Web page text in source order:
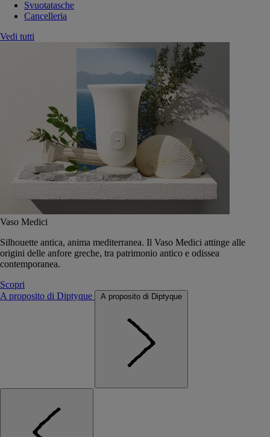
Svuotatasche
Cancelleria
Vedi tutti
Vaso Medici
Silhouette antica, anima mediterranea. Il Vaso Medici attinge alle
origini delle anfore greche, tra patrimonio antico e odissea
contemporanea.
Scopri
A proposito di Diptyque
A proposito di Diptyque